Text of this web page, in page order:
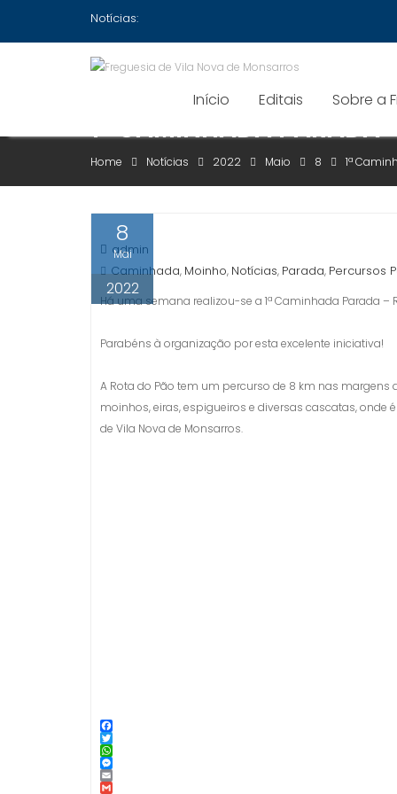
Notícias:
Início Editais Sobre a
1ª CAMINHADA PARADA
Home Notícias 2022 Maio 8 1ª
8
Mai
2022
admin
Caminhada, Moinho, Notícias, Parada, Percursos
Há uma semana realizou-se a 1ª Caminhada Parada –
Parabéns à organização por esta excelente iniciativa!
A Rota do Pão tem um percurso de 8 km nas
moinhos, eiras, espigueiros e diversas cascatas,
de Vila Nova de Monsarros.
F
a
c
e
b
T
w
i
t
W
h
a
M
e
E